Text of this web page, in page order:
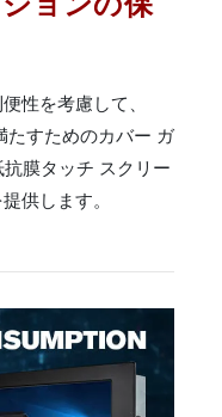
性を考慮して、
たすためのカバー ガ
膜タッチ スクリー
供します。